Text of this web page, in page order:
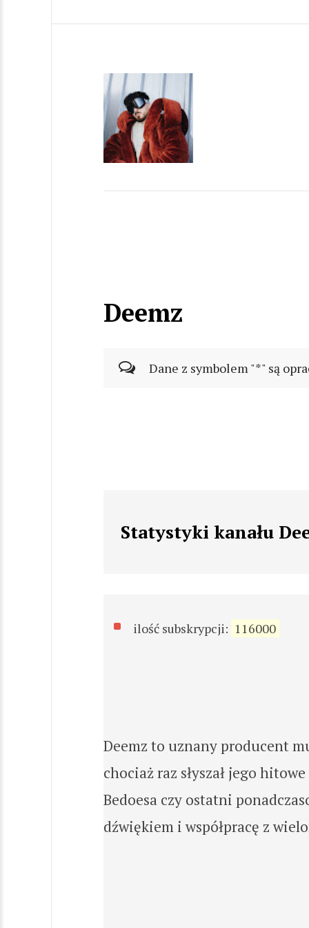
Deemz
Dane z symbolem "*" są
Statystyki kanału
ilość subskrypcji: 116000
Deemz to uznany producent
chociaż raz słyszał jego
Bedoesa czy ostatni
dźwiękiem i współpracę z